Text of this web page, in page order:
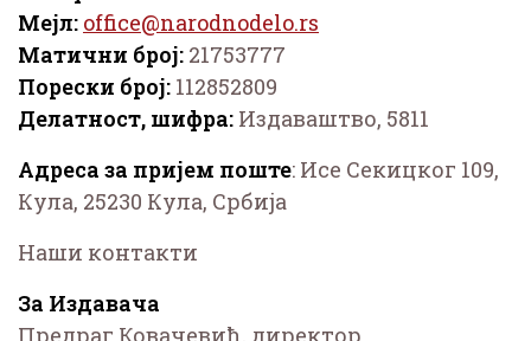
Мејл:
Матични број: 21753777
Порески број: 112852809
Делатност, шифра: Издаваштво, 5811
Aдреса за пријем поште: Исе Секицког 109,
Кула, 25230 Кула, Србија
Наши контакти
За Издавача
Предраг Ковачевић, директор